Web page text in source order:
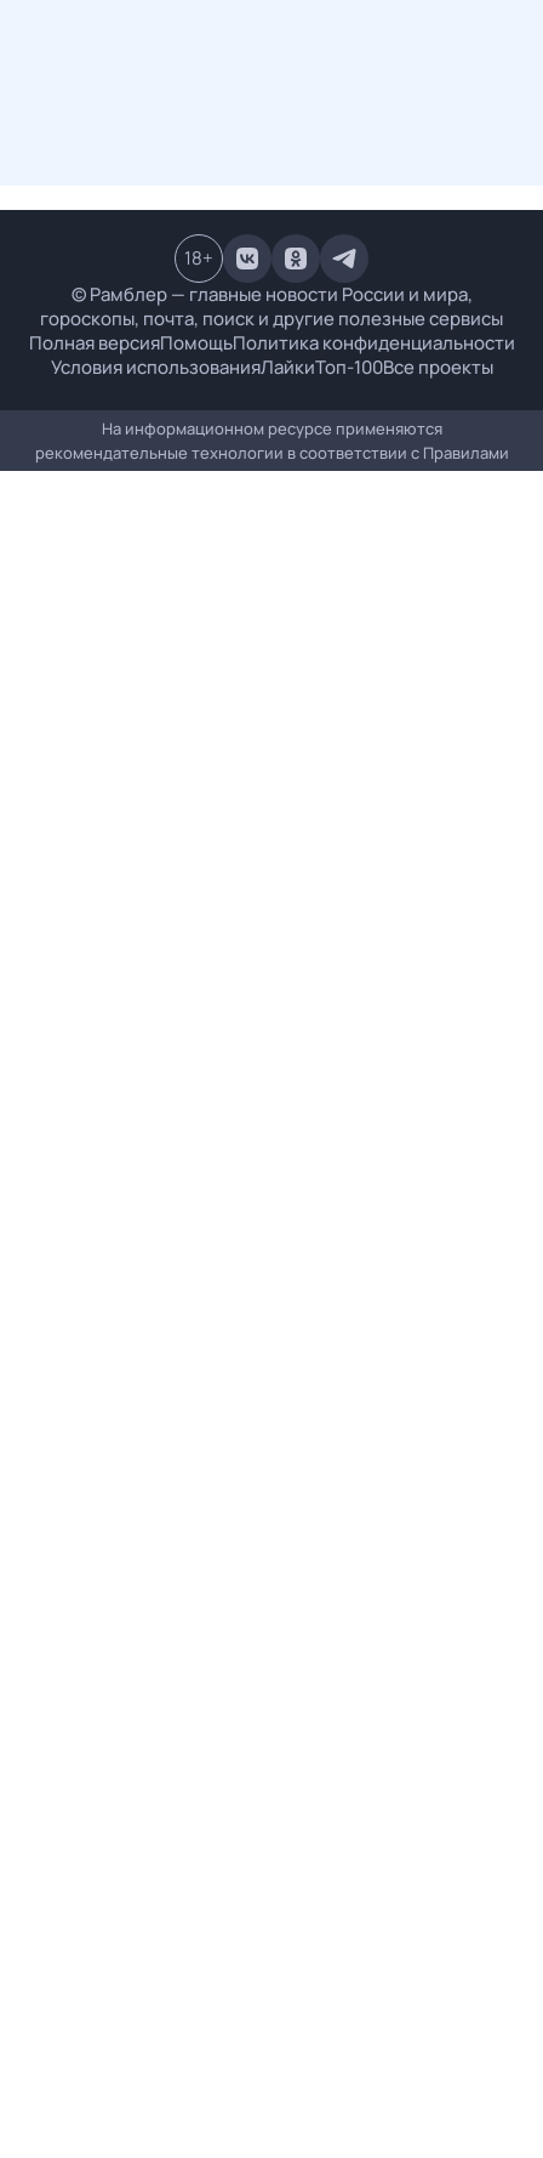
© Рамблер — главные новости России и мира,
гороскопы, почта, поиск и другие полезные сервисы
Полная версияПомощьПолитика конфиденциальности
Условия использованияЛайкиТоп-100Все проекты
18+
На информационном ресурсе применяются
рекомендательные технологии в соответствии с Правилами